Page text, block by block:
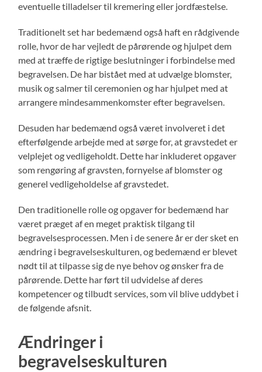
eventuelle tilladelser til kremering eller jordfæstelse.
Traditionelt set har bedemænd også haft en rådgivende
rolle, hvor de har vejledt de pårørende og hjulpet dem
med at træffe de rigtige beslutninger i forbindelse med
begravelsen. De har bistået med at udvælge blomster,
musik og salmer til ceremonien og har hjulpet med at
arrangere mindesammenkomster efter begravelsen.
Desuden har bedemænd også været involveret i det
efterfølgende arbejde med at sørge for, at gravstedet er
velplejet og vedligeholdt. Dette har inkluderet opgaver
som rengøring af gravsten, fornyelse af blomster og
generel vedligeholdelse af gravstedet.
Den traditionelle rolle og opgaver for bedemænd har
været præget af en meget praktisk tilgang til
begravelsesprocessen. Men i de senere år er der sket en
ændring i begravelseskulturen, og bedemænd er blevet
nødt til at tilpasse sig de nye behov og ønsker fra de
pårørende. Dette har ført til udvidelse af deres
kompetencer og tilbudt services, som vil blive uddybet i
de følgende afsnit.
Ændringer i
begravelseskulturen